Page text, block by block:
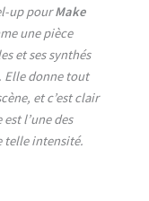
up pourMake
une pièce
et ses synthés
Elle donne tout
et c’est clair
l’une des
telle intensité.